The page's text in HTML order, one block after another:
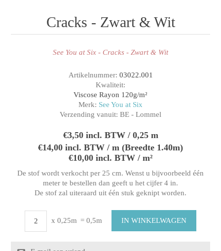
Cracks - Zwart & Wit
See You at Six - Cracks - Zwart & Wit
Artikelnummer: 03022.001
Kwaliteit:
Viscose Rayon 120g/m²
Merk: See You at Six
Verzending vanuit: BE - Lommel
€3,50 incl. BTW / 0,25 m
€14,00 incl. BTW / m (Breedte 1.40m)
€10,00 incl. BTW / m²
De stof wordt verkocht per 25 cm. Wenst u bijvoorbeeld één
meter te bestellen dan geeft u het cijfer 4 in.
De stof zal uiteraard uit één stuk geknipt worden.
x 0,25m = 0,5m